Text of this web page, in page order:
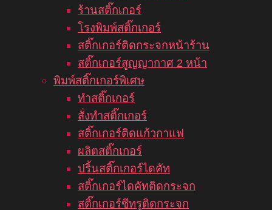
ร้านสติ๊กเกอร์
โรงพิมพ์สติ๊กเกอร์
สติ๊กเกอร์ติดกระจกหน้าร้าน
สติ๊กเกอร์สูญญากาศ 2 หน้า
พิมพ์สติ๊กเกอร์พิเศษ
ทำสติ๊กเกอร์
สั่งทำสติ๊กเกอร์
สติ๊กเกอร์ติดแก้วกาแฟ
ผลิตสติ๊กเกอร์
ปริ้นสติ๊กเกอร์ไดคัท
สติ๊กเกอร์ไดคัทติดกระจก
สติ๊กเกอร์ซีทรูติดกระจก